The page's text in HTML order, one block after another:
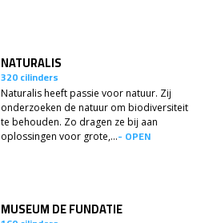
NATURALIS
320 cilinders
Naturalis heeft passie voor natuur. Zij
onderzoeken de natuur om biodiversiteit
te behouden. Zo dragen ze bij aan
oplossingen voor grote,...- OPEN
MUSEUM DE FUNDATIE